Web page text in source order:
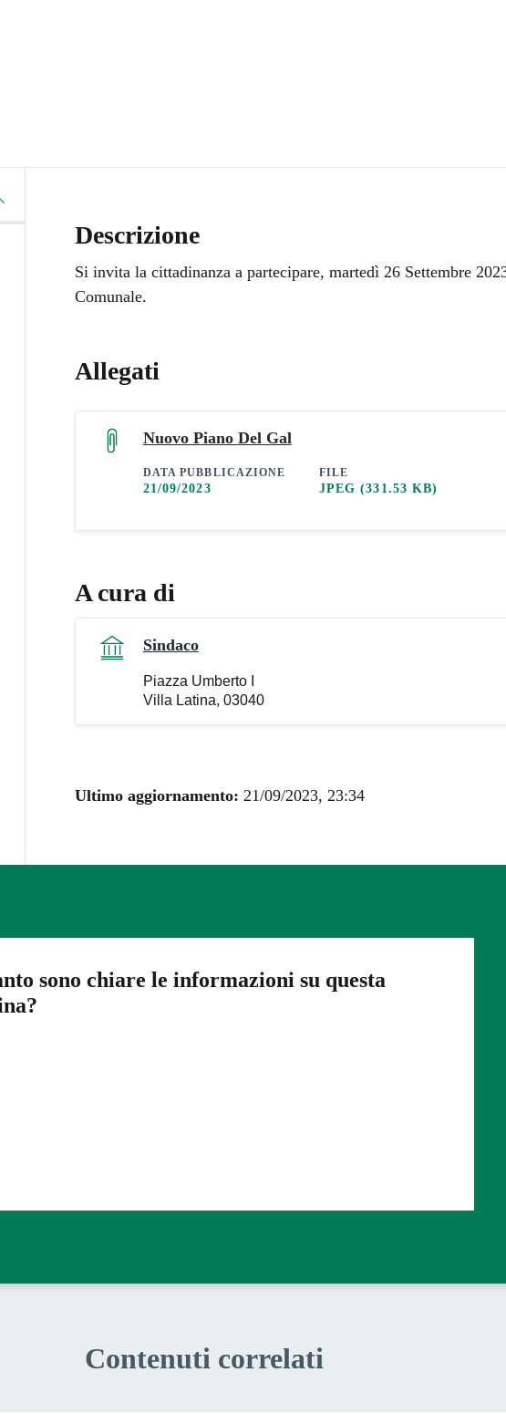
Descrizione
Si invita la cittadinanza a partecipare, martedì 26 Settembre
Comunale.
Allegati
Nuovo Piano Del Gal
DATA PUBBLICAZIONE
21/09/2023
FILE
JPEG(331.53 KB)
A cura di
Sindaco
Piazza Umberto I
Villa Latina, 03040
Ultimo aggiornamento: 21/09/2023, 23:34
sono chiare le informazioni su questa
Contenuti correlati